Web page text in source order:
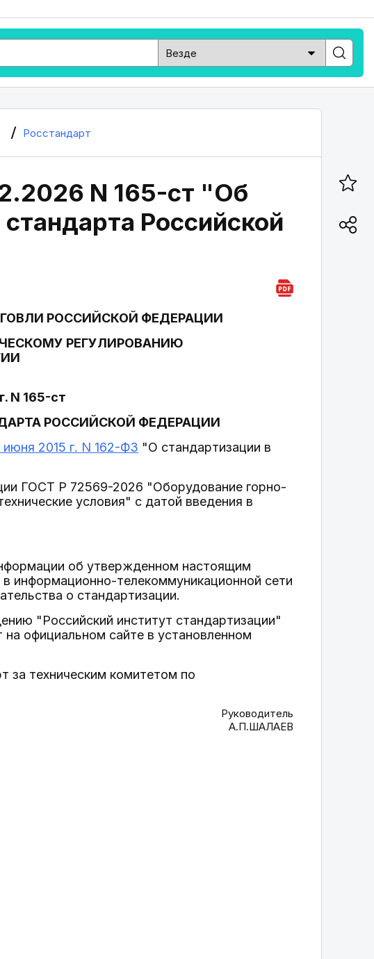
Росстандарт
N 165-ст "Об
Российской
РОССИЙСКОЙ ФЕДЕРАЦИИ
РЕГУЛИРОВАНИЮ
N 165-ст
РОССИЙСКОЙ ФЕДЕРАЦИИ
2015 г. N 162-ФЗ "О стандартизации в
ГОСТ Р 72569-2026 "Оборудование горно-
условия" с датой введения в
об утвержденном настоящим
информационно-телекоммуникационной сети
о стандартизации.
"Российский институт стандартизации"
официальном сайте в установленном
за техническим комитетом по
Руководитель
А.П.ШАЛАЕВ